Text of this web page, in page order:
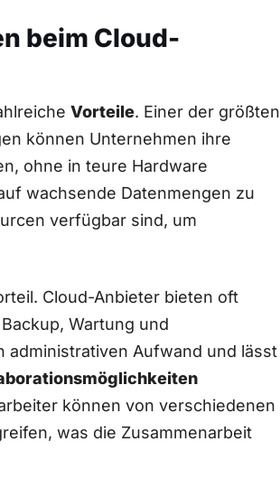
beim Cloud-
Vorteile. Einer der ​größten
können Unternehmen ihre
ohne in‌ teure Hardware
wachsende Datenmengen zu
verfügbar sind, um
​Cloud-Anbieter bieten oft
Wartung ⁤und
⁢administrativen Aufwand und lässt
können von verschiedenen
was die Zusammenarbeit